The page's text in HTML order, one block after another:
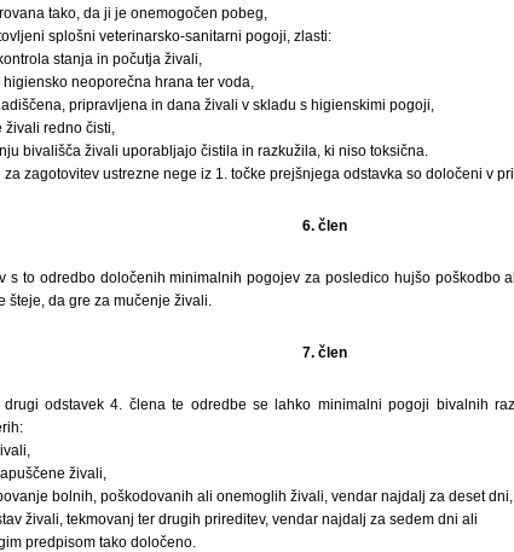
tako, da ji je onemogočen pobeg,
splošni veterinarsko-sanitarni pogoji, zlasti:
stanja in počutja živali,
neoporečna hrana ter voda,
pripravljena in dana živali v skladu s higienskimi pogoji,
redno čisti,
bivališča živali uporabljajo čistila in razkužila, ki niso toksična.
zagotovitev ustrezne nege iz 1. točke prejšnjega odstavka so določeni v
6. člen
s to odredbo določenih minimalnih pogojev za posledico hujšo poškodbo
šteje, da gre za mučenje živali.
7. člen
odstavek 4. člena te odredbe se lahko minimalni pogoji bivalnih
živali,
bolnih, poškodovanih ali onemoglih živali, vendar najdalj za deset dni,
živali, tekmovanj ter drugih prireditev, vendar najdalj za sedem dni ali
predpisom tako določeno.